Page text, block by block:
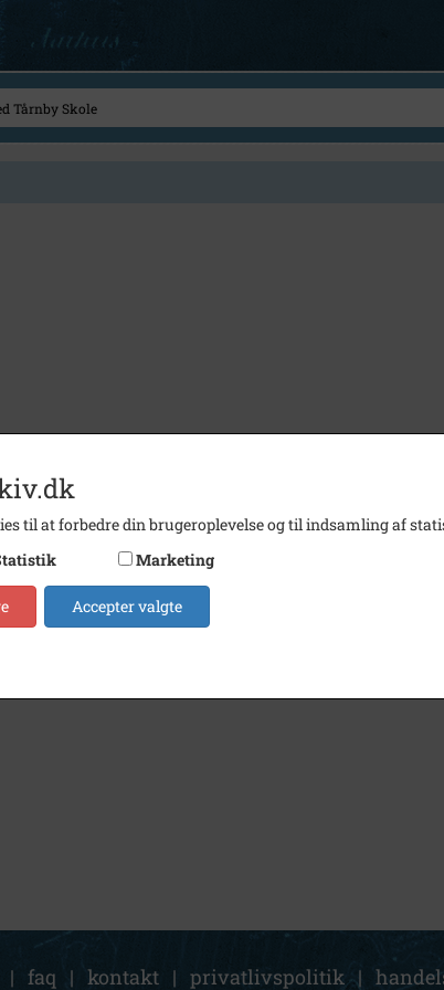
| faq | kontakt | privatlivspolitik |
til at forbedre din brugeroplevelse og til indsamling af
Marketing
Accepter valgte